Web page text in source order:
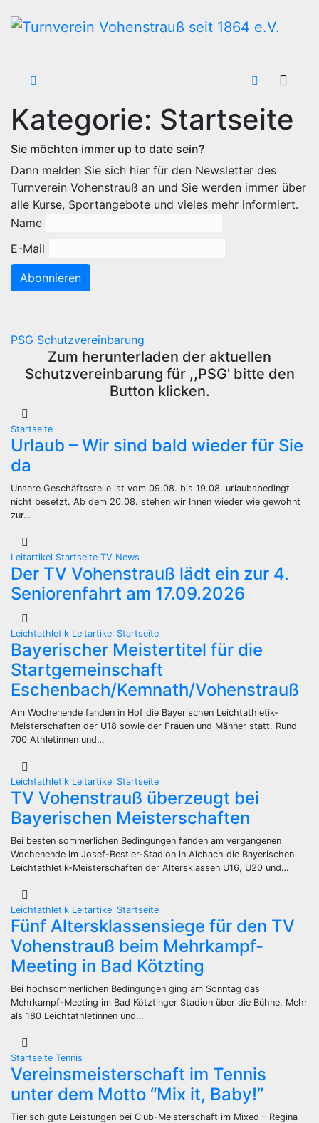
Inhalt
Kategorie: Startseite
Sie möchten immer up to date sein?
Dann melden Sie sich hier für den Newsletter des
Turnverein Vohenstrauß an und Sie werden immer über
alle Kurse, Sportangebote und vieles mehr informiert.
Name
E-Mail
Abonnieren
PSG Schutzvereinbarung
Zum herunterladen der aktuellen
Schutzvereinbarung für ,,PSG' bitte den
Button klicken.
Startseite
Urlaub – Wir sind bald wieder für Sie
da
Unsere Geschäftsstelle ist vom 09.08. bis 19.08. urlaubsbedingt
nicht besetzt. Ab dem 20.08. stehen wir Ihnen wieder wie gewohnt
zur…
Leitartikel Startseite TV News
Der TV Vohenstrauß lädt ein zur 4.
Seniorenfahrt am 17.09.2026
Leichtathletik Leitartikel Startseite
Bayerischer Meistertitel für die
Startgemeinschaft
Eschenbach/Kemnath/Vohenstrauß
Am Wochenende fanden in Hof die Bayerischen Leichtathletik-
Meisterschaften der U18 sowie der Frauen und Männer statt. Rund
700 Athletinnen und…
Leichtathletik Leitartikel Startseite
TV Vohenstrauß überzeugt bei
Bayerischen Meisterschaften
Bei besten sommerlichen Bedingungen fanden am vergangenen
Wochenende im Josef-Bestler-Stadion in Aichach die Bayerischen
Leichtathletik-Meisterschaften der Altersklassen U16, U20 und…
Leichtathletik Leitartikel Startseite
Fünf Altersklassensiege für den TV
Vohenstrauß beim Mehrkampf-
Meeting in Bad Kötzting
Bei hochsommerlichen Bedingungen ging am Sonntag das
Mehrkampf-Meeting im Bad Kötztinger Stadion über die Bühne. Mehr
als 180 Leichtathletinnen und…
Startseite Tennis
Vereinsmeisterschaft im Tennis
unter dem Motto “Mix it, Baby!”
Tierisch gute Leistungen bei Club-Meisterschaft im Mixed – Regina